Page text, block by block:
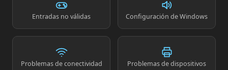
Entradas no válidas Configuración de Windows
Problemas de conectividad Problemas de dispositivos